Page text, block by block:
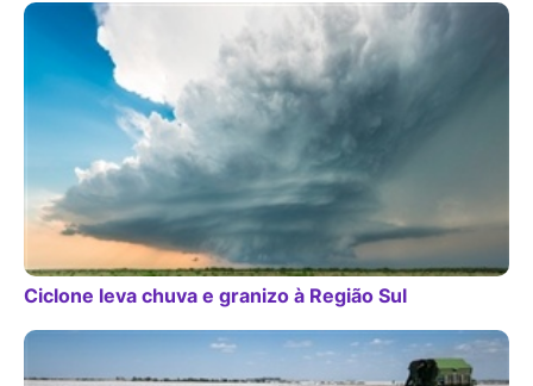
Ciclone leva chuva e granizo à Região Sul